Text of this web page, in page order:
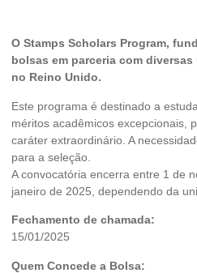
O Stamps Scholars Program,
bolsas em parceria com
no Reino Unido.
Este programa é destinado a
méritos acadêmicos excepcionais,
caráter extraordinário. A
para a seleção.
A convocatória encerra entre 1 de
janeiro de 2025, dependendo da
Fechamento de chamada:
15/01/2025
Quem Concede a Bolsa: